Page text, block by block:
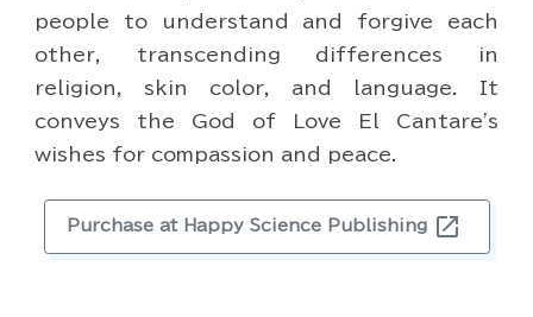
people to understand and forgive each
other, transcending differences in
religion, skin color, and language. It
conveys the God of Love El Cantare's
wishes for compassion and peace.
Purchase at Happy Science Publishing open_in_new